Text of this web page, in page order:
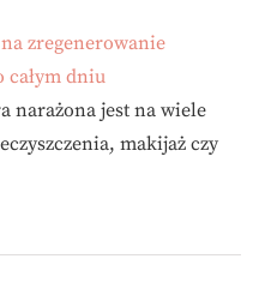
zregenerowanie
całym dniu
narażona jest na wiele
makijaż czy